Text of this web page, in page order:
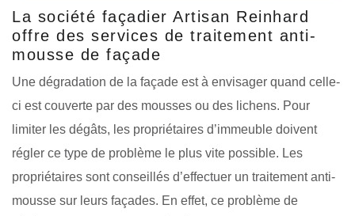
La société façadier Artisan Reinhard
offre des services de traitement anti-
mousse de façade
Une dégradation de la façade est à envisager quand celle-
ci est couverte par des mousses ou des lichens. Pour
limiter les dégâts, les propriétaires d’immeuble doivent
régler ce type de problème le plus vite possible. Les
propriétaires sont conseillés d’effectuer un traitement anti-
mousse sur leurs façades. En effet, ce problème de